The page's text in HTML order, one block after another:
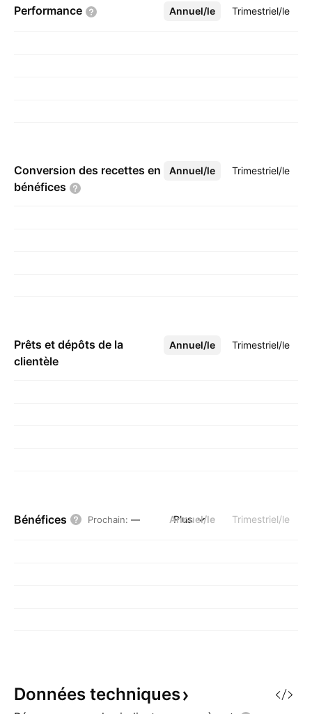
Performance Annuel/le Trimestriel/le
Plus
Conversion des recettes en
bénéfices
Annuel/le Trimestriel/le
Plus
Prêts et dépôts de la
clientèle
Annuel/le Trimestriel/le
Plus
Bénéfices Prochain: — Annuel/le Trimestriel/le
Plus
Données techniques